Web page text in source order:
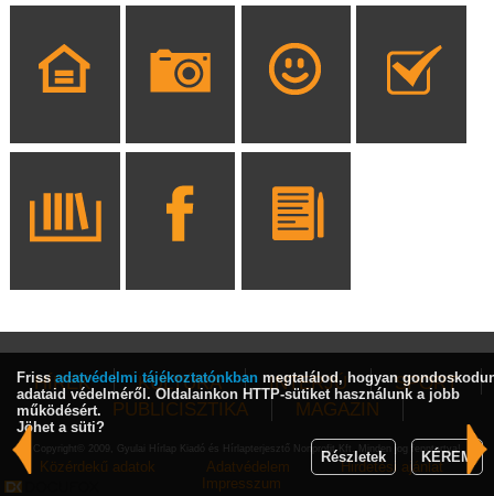
HÍREK KULTÚRA INTERJÚ
SPORT
PUBLICISZTIKA
MAGAZIN
Copyright© 2009, Gyulai Hírlap Kiadó és Hírlapterjesztő Nonprofit Kft. Minden jog fenntartva!
Közérdekű adatok Adatvédelem
Hirdetési ajánlat
Impresszum
Friss adatvédelmi tájékoztatónkban megtalálod, hogyan
adataid védelméről. Oldalainkon HTTP-sütiket használunk a jobb
működésért.
Jöhet a süti?
Részletek
KÉREM